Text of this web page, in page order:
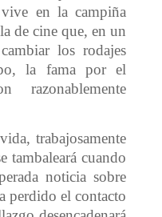
en la campiña
de cine que, en un
los rodajes
la fama por el
razonablemente
trabajosamente
tambaleará cuando
noticia sobre
perdido el contacto